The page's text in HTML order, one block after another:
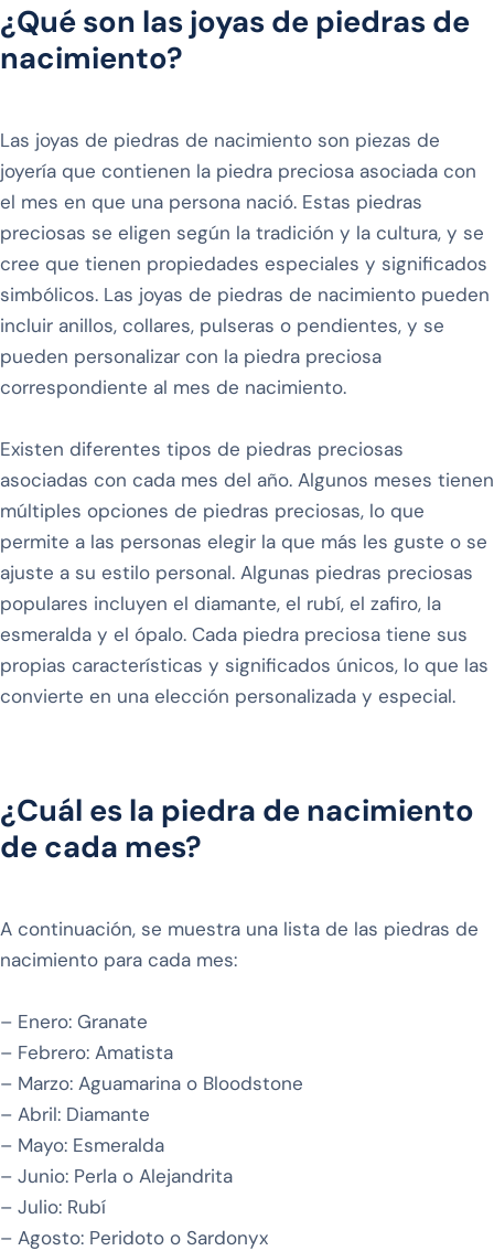
¿Qué son las joyas de piedras de
nacimiento?
Las joyas de piedras de nacimiento son piezas de
joyería que contienen la piedra preciosa asociada con
el mes en que una persona nació. Estas piedras
preciosas se eligen según la tradición y la cultura, y se
cree que tienen propiedades especiales y significados
simbólicos. Las joyas de piedras de nacimiento pueden
incluir anillos, collares, pulseras o pendientes, y se
pueden personalizar con la piedra preciosa
correspondiente al mes de nacimiento.
Existen diferentes tipos de piedras preciosas
asociadas con cada mes del año. Algunos meses tienen
múltiples opciones de piedras preciosas, lo que
permite a las personas elegir la que más les guste o se
ajuste a su estilo personal. Algunas piedras preciosas
populares incluyen el diamante, el rubí, el zafiro, la
esmeralda y el ópalo. Cada piedra preciosa tiene sus
propias características y significados únicos, lo que las
convierte en una elección personalizada y especial.
¿Cuál es la piedra de nacimiento
de cada mes?
A continuación, se muestra una lista de las piedras de
nacimiento para cada mes:
– Enero: Granate
– Febrero: Amatista
– Marzo: Aguamarina o Bloodstone
– Abril: Diamante
– Mayo: Esmeralda
– Junio: Perla o Alejandrita
– Julio: Rubí
– Agosto: Peridoto o Sardonyx